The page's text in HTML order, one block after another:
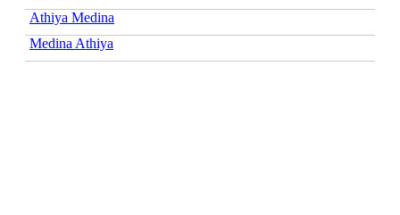
Athiya Medina
Medina Athiya